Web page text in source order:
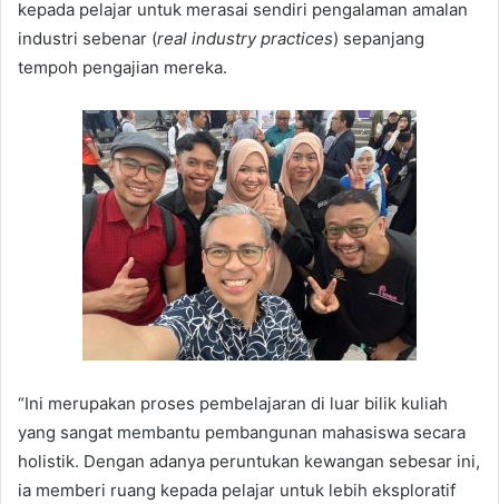
kepada pelajar untuk merasai sendiri pengalaman amalan
industri sebenar (real industry practices) sepanjang
tempoh pengajian mereka.
“Ini merupakan proses pembelajaran di luar bilik kuliah
yang sangat membantu pembangunan mahasiswa secara
holistik. Dengan adanya peruntukan kewangan sebesar ini,
ia memberi ruang kepada pelajar untuk lebih eksploratif